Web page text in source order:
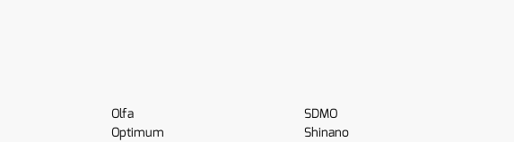
Olfa
Optimum
SDMO
Shinano